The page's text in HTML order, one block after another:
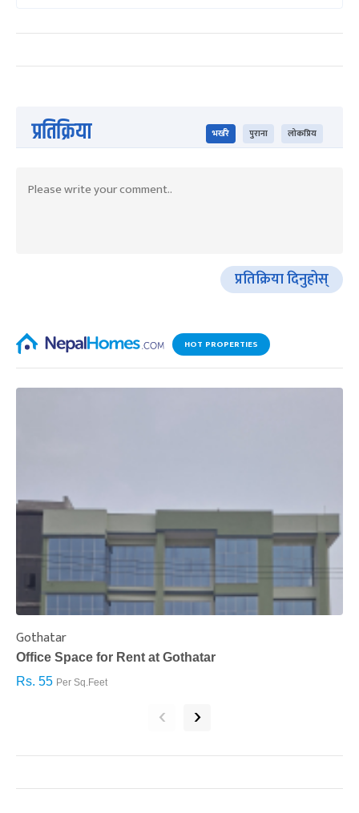
प्रतिक्रिया भर्खरै पुराना लोकप्रिय
प्रतिक्रिया दिनुहोस्
HOT PROPERTIES
Gothatar
Office Space for Rent at Gothatar
Rs. 55 Per Sq.Feet
‹ ›